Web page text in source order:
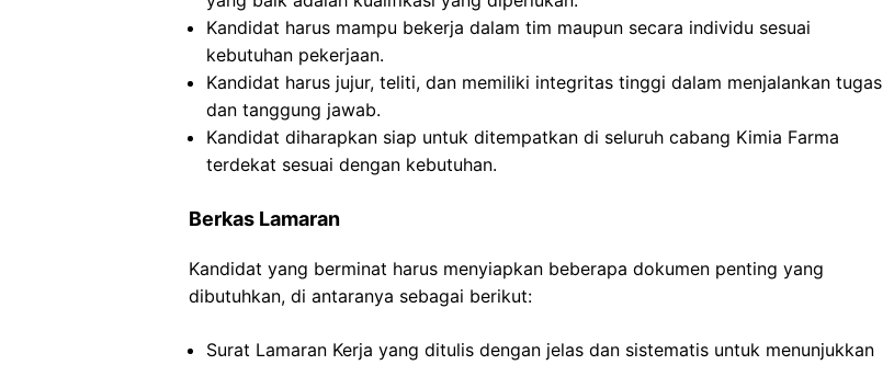
Kandidat harus mampu bekerja dalam tim maupun secara individu sesuai
kebutuhan pekerjaan.
Kandidat harus jujur, teliti, dan memiliki integritas tinggi dalam menjalankan tugas
dan tanggung jawab.
Kandidat diharapkan siap untuk ditempatkan di seluruh cabang Kimia Farma
terdekat sesuai dengan kebutuhan.
Berkas Lamaran
Kandidat yang berminat harus menyiapkan beberapa dokumen penting yang
dibutuhkan, di antaranya sebagai berikut:
Surat Lamaran Kerja yang ditulis dengan jelas dan sistematis untuk menunjukkan